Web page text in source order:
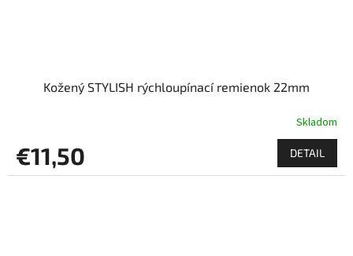
Kožený STYLISH rýchloupínací remienok 22mm
Skladom
€11,50 DETAIL